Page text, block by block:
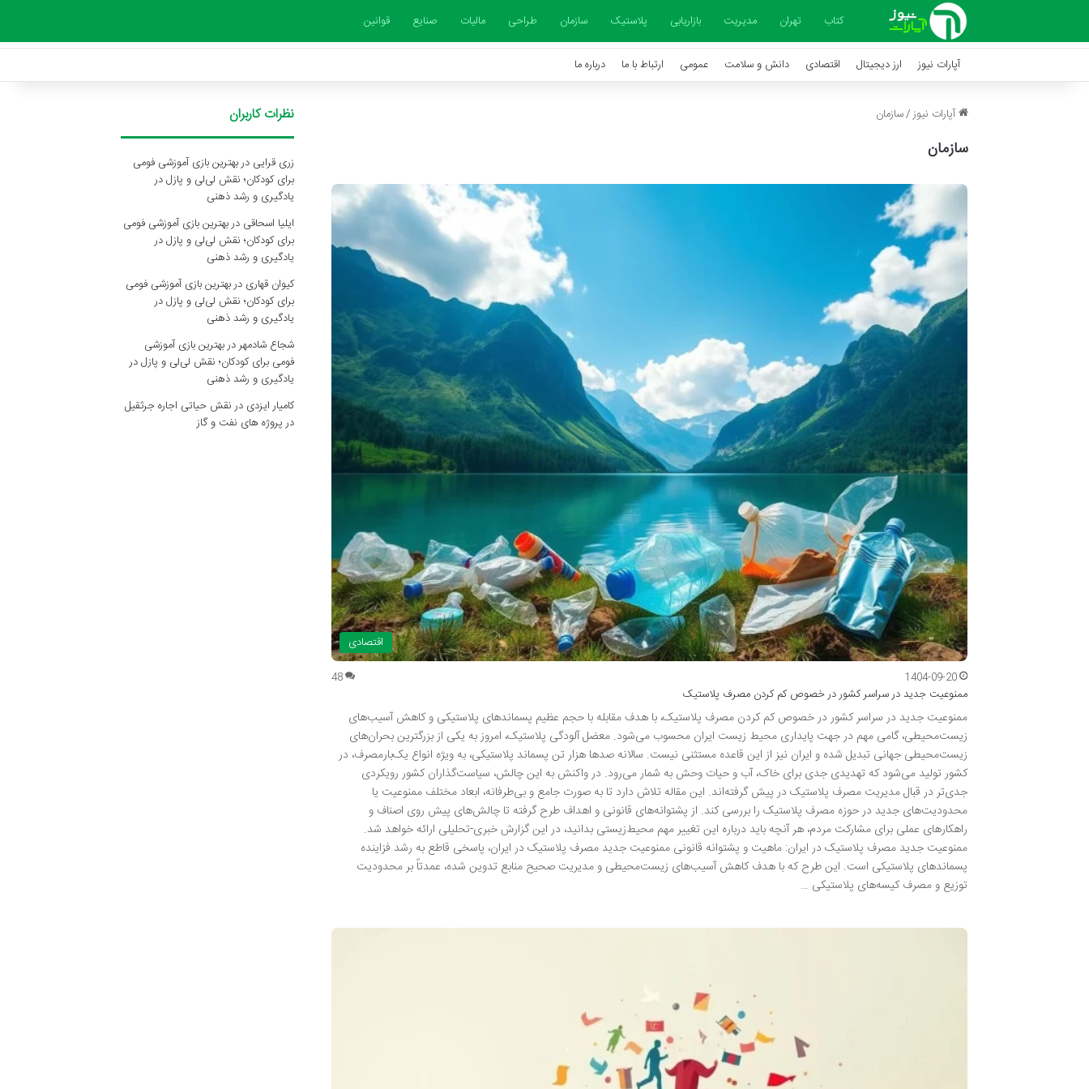
کتاب تهران مدیریت بازاریابی پلاستیک سازمان طراحی مالیات صنایع قوانین
آپارات نیوز ارز دیجیتال اقتصادی دانش و سلامت عمومی ارتباط با ما درباره ما
آپارات نیوز/سازمان
سازمان
اقتصادی
1404-09-20
48
ممنوعیت جدید در سراسر کشور در خصوص کم کردن مصرف پلاستیک
ممنوعیت جدید در سراسر کشور در خصوص کم کردن مصرف پلاستیک، با هدف مقابله با حجم عظیم پسماندهای پلاستیکی و کاهش آسیب‌های
زیست‌محیطی، گامی مهم در جهت پایداری محیط زیست ایران محسوب می‌شود. معضل آلودگی پلاستیک، امروز به یکی از بزرگترین بحران‌های
زیست‌محیطی جهانی تبدیل شده و ایران نیز از این قاعده مستثنی نیست. سالانه صدها هزار تن پسماند پلاستیکی، به ویژه انواع یک‌بارمصرف، در
کشور تولید می‌شود که تهدیدی جدی برای خاک، آب و حیات وحش به شمار می‌رود. در واکنش به این چالش، سیاست‌گذاران کشور رویکردی
جدی‌تر در قبال مدیریت مصرف پلاستیک در پیش گرفته‌اند. این مقاله تلاش دارد تا به صورت جامع و بی‌طرفانه، ابعاد مختلف ممنوعیت یا
محدودیت‌های جدید در حوزه مصرف پلاستیک را بررسی کند. از پشتوانه‌های قانونی و اهداف طرح گرفته تا چالش‌های پیش روی اصناف و
راهکارهای عملی برای مشارکت مردم، هر آنچه باید درباره این تغییر مهم محیط‌زیستی بدانید، در این گزارش خبری-تحلیلی ارائه خواهد شد.
ممنوعیت جدید مصرف پلاستیک در ایران: ماهیت و پشتوانه قانونی ممنوعیت جدید مصرف پلاستیک در ایران، پاسخی قاطع به رشد فزاینده
پسماندهای پلاستیکی است. این طرح که با هدف کاهش آسیب‌های زیست‌محیطی و مدیریت صحیح منابع تدوین شده، عمدتاً بر محدودیت
توزیع و مصرف کیسه‌های پلاستیکی …
نظرات کاربران
زری قرایی دربهترین بازی آموزشی فومی
برای کودکان؛ نقش لی‌لی و پازل در
یادگیری و رشد ذهنی
ایلیا اسحاقی دربهترین بازی آموزشی فومی
برای کودکان؛ نقش لی‌لی و پازل در
یادگیری و رشد ذهنی
کیوان قهاری دربهترین بازی آموزشی فومی
برای کودکان؛ نقش لی‌لی و پازل در
یادگیری و رشد ذهنی
شجاع شادمهردربهترین بازی آموزشی
فومی برای کودکان؛ نقش لی‌لی و پازل در
یادگیری و رشد ذهنی
کامیار ایزدی درنقش حیاتی اجاره جرثقیل
در پروژه های نفت و گاز